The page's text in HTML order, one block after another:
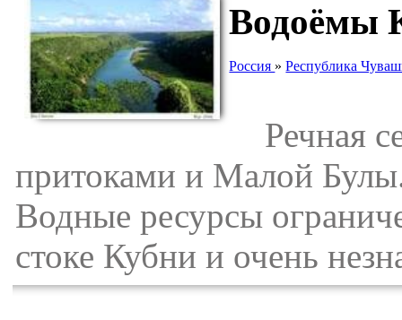
Водоёмы
Россия »Республика
Речная
притоками и Малой
Водные ресурсы
стоке Кубни и очень